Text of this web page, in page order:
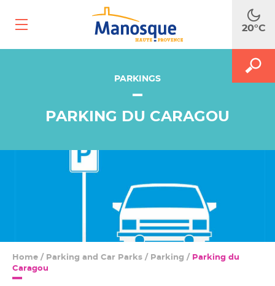
20°C
le
le
Ouvrir
PARKINGS
PARKING DU CARAGOU
Home / Parking and Car Parks / Parking / Parking du
Caragou